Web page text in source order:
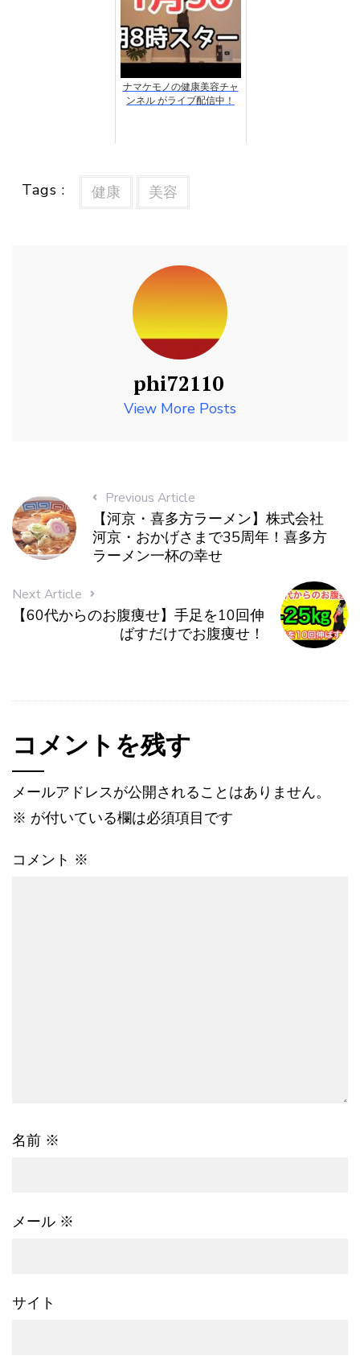
ナマケモノの健康美容チャ
ンネル がライブ配信中！
Tags : 健康 美容
phi72110
View More Posts
Previous Article
【河京・喜多方ラーメン】株式会社
河京・おかげさまで35周年！喜多方
ラーメン一杯の幸せ
Next Article
【60代からのお腹痩せ】手足を10回伸
ばすだけでお腹痩せ！
コメントを残す
メールアドレスが公開されることはありません。
※ が付いている欄は必須項目です
コメント ※
名前 ※
メール ※
サイト